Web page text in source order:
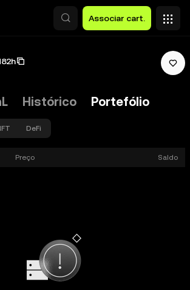
Associar cart.
Histórico Portefólio
DeFi
Preço Saldo